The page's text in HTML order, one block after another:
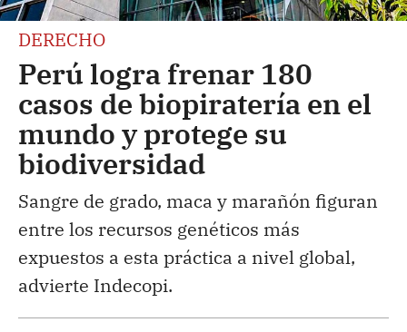
DERECHO
Perú logra frenar 180
casos de biopiratería en el
mundo y protege su
biodiversidad
Sangre de grado, maca y marañón figuran
entre los recursos genéticos más
expuestos a esta práctica a nivel global,
advierte Indecopi.